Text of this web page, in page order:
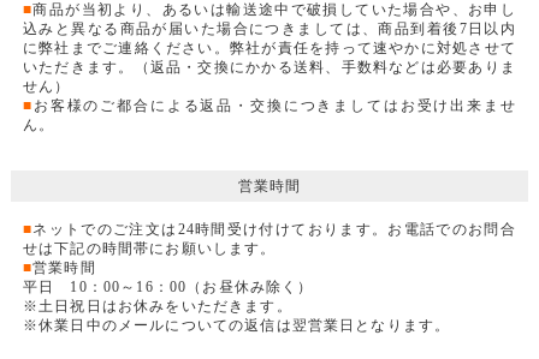
■商品が当初より、あるいは輸送途中で破損していた場合や、お申し
込みと異なる商品が届いた場合につきましては、商品到着後7日以内
に弊社までご連絡ください。弊社が責任を持って速やかに対処させて
いただきます。（返品・交換にかかる送料、手数料などは必要ありま
せん）
■ お客様のご都合による返品・交換につきましてはお受け出来ませ
ん。
営業時間
■ネットでのご注文は24時間受け付けております。お電話でのお問合
せは下記の時間帯にお願いします。
■営業時間
平日 10：00～16：00（お昼休み除く）
※土日祝日はお休みをいただきます。
※休業日中のメールについての返信は翌営業日となります。